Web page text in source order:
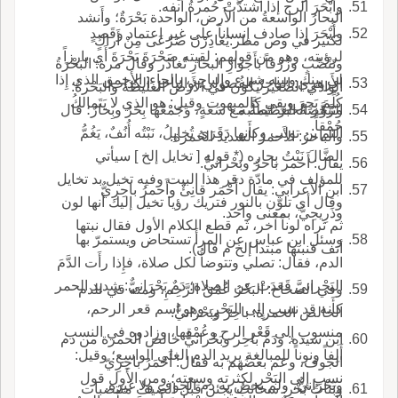
البِحارُ الواسعةُ من الأَرض، الواحدة بَحْرَةٌ؛ وأَنشد
لكثير في وص مطر:يُغادِرْنَ صَرْعَى مِنْ أَراكٍ
وتَنْضُبٍ وزُرْقاً بأَجوارِ البحارِ تُغادَر وقال مرة: البَحْرَةُ
الوادي الصغير يكون في الأَرض الغليظة والبَحْرةُ:
الرَّوْضَةُ العظيمةُ مع سَعَةٍ، وجَمْعُها بِحَرٌ وبِحارٌ؛ قال
النم بن تولب وكأَنها دَقَرَى تُخايِلُ، نَبْتُه أُنُفٌ، يَغُمُّ
الضَّالَ نَبْتُ بِحارِه (* قوله [ تخايل إلخ ] سيأتي
للمؤلف في مادّة دقر هذا البيت وفيه تخيل بد تخايل
وقال أي تلوّن بالنور فتريك رؤيا تخيل إليك أنها لون
ثم تراه لوناً آخر، ثم قطع الكلام الأول فقال نبتها
أنف فنبتها مبتدأ إلخ م قال).
وأَبْحَرَ الرج إذا اشتدَّتْ حُمرةُ أَنفه.
وأَبْحَرَ إِذا صادف إِنساناً على غير اعتماد وقَصدٍ
لرؤيته، وهو من قولهم: لقيته صَحْرَةَ بَحْرَةَ أَي بارزاً
لي بينك وبينه شيء والباحِر، بالحاء: الأَحمق الذي إِذا
كُلِّمَ بَحِرَ وبقي كالمبهوت وقيل: هو الذي لا يَتَمالكُ
حُمْقاً.
الأَزهري: الباحِرُ الفُضولي، والباحر الكذاب.
وتَبَحَّر الخبرَ: تَطَلَّبه.
والباحرُ: الأَحمرُ الشديد الحُمرة.
يقال: أَحمر باحرٌ وبَحْرانيٌّ.
ابن الأَعرابي: يقال أَحْمَر قانِئٌ وأَحمرُ باحِرِيٌّ
وذَرِيحِيٌّ، بمعنى واحد.
وسئل ابن عباس عن المرأَ تستحاض ويستمرّ بها
الدم، فقال: تصلي وتتوضأُ لكل صلاة، فإِذا رأَت الدَّمَ
البَحْرانيَّ قَعَدَتْ عن الصلاة؛ دَمٌ بَحْرَانيٌّ: شديد الحمر
كأَنه قد نسب إِلى البَحْرِ، وهو اسم قعر الرحم،
منسوب إِلى قَعْرِ الرح وعُمْقِها، وزادوه في النسب
أَلِفاً ونوناً للمبالغة يريد الدم الغلي الواسع؛ وقيل:
نسب إِلى البَحْرِ لكثرته وسعته؛ ومن الأَول قول
وفي الصحاح: البَحْرُ عُمْقُ الرَّحِمِ، ومنه قي للدم
الخالص الحمرة: باحِرٌ وبَحْرانيٌّ.
ابن سيده: ودَمٌ باحِر وبَحْرانيٌّ خالص الحمرة من دم
الجوف، وعم بعضُهم به فقال: أَحْمَرُ باحِرِيّ
وبَحْرَانيٌّ، ولم يخص به دم الجوف ولا غيره.
وبَناتُ بَحْرٍ: سحائبُ يجئن قبل الصيف منتصبات